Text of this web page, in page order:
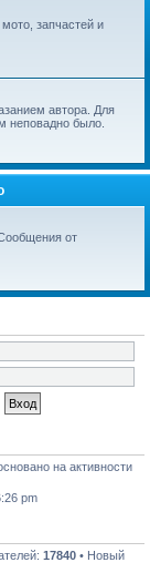
запчастей и
автора. Для
неповадно было.
от
на активности
pm
17840 • Новый